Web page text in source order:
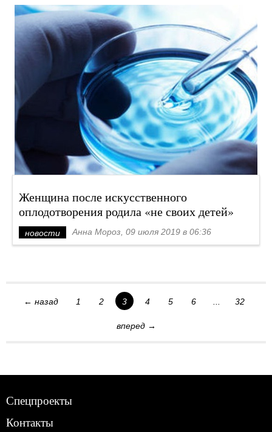
Женщина после искусственного
оплодотворения родила «не своих детей»
новости Анна Мороз, 09 июля 2019 в 06:36
← назад 1 2 3 4 5 6 32
вперед →
Спецпроекты
Контакты